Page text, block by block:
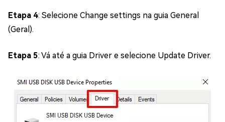
Etapa 4: Selecione Change settings na guia General
(Geral).
Etapa 5: Vá até a guia Driver e selecione Update Driver.